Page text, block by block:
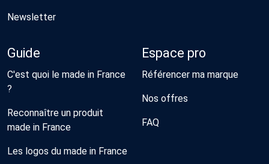
Newsletter
Guide
C'est quoi le made in France
?
Reconnaître un produit
made in France
Les logos du made in France
Espace pro
Référencer ma marque
Nos offres
FAQ